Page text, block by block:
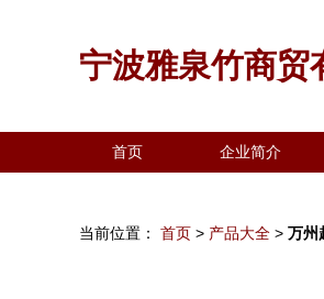
宁波雅泉竹商贸
首页 企业简介
当前位置： 首页 > 产品大全 > 万州